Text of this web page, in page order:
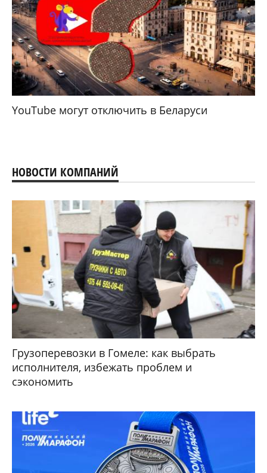
YouTube могут отключить в Беларуси
НОВОСТИ КОМПАНИЙ
Грузоперевозки в Гомеле: как выбрать
исполнителя, избежать проблем и
сэкономить